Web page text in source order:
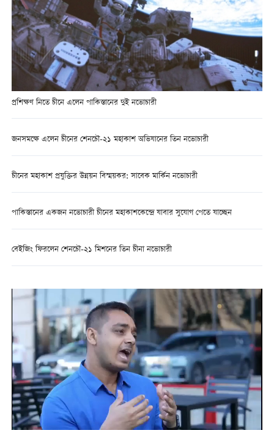
প্রশিক্ষণ নিতে চীনে এলেন পাকিস্তানের দুই নভোচারী
জনসমক্ষে এলেন চীনের শেনচৌ-২১ মহাকাশ অভিযানের তিন নভোচারী
চীনের মহাকাশ প্রযুক্তির উন্নয়ন বিস্ময়কর: সাবেক মার্কিন নভোচারী
পাকিস্তানের একজন নভোচারী চীনের মহাকাশকেন্দ্রে যাবার সুযোগ পেতে যাচ্ছেন
বেইজিং ফিরলেন শেনচৌ-২১ মিশনের তিন চীনা নভোচারী